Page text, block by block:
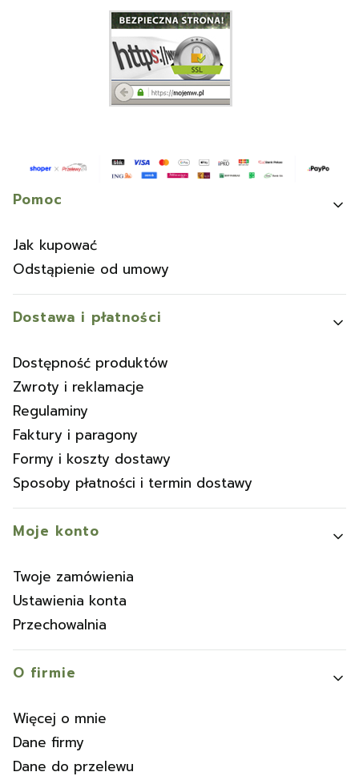
Linki w stopce
Pomoc
Jak kupować
Odstąpienie od umowy
Dostawa i płatności
Dostępność produktów
Zwroty i reklamacje
Regulaminy
Faktury i paragony
Formy i koszty dostawy
Sposoby płatności i termin dostawy
Moje konto
Twoje zamówienia
Ustawienia konta
Przechowalnia
O firmie
Więcej o mnie
Dane firmy
Dane do przelewu